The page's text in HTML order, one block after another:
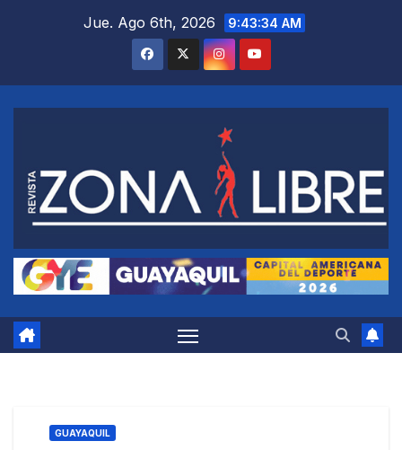
Jue. Ago 6th, 2026 9:43:35 AM
GUAYAQUIL